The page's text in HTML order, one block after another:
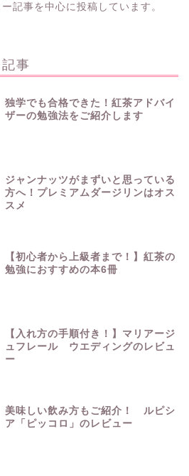
記事を中心に投稿しています。
事
独学でも合格できた！紅茶アドバイ
ザーの勉強法をご紹介します
ジャンナッツがまずいと思っている
方へ！プレミアムダージリンはオス
スメ
【初心者から上級者まで！】紅茶の
勉強におすすめの本6冊
【入れ方の手順付き！】マリアージ
ュフレール ウエディングのレビュ
ー
美味しい飲み方もご紹介！ ルピシ
ア「ピッコロ」のレビュー